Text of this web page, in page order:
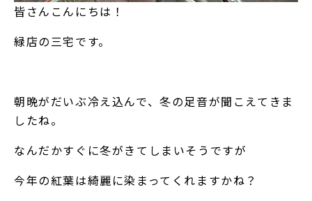
皆さんこんにちは！
緑店の三宅です。
朝晩がだいぶ冷え込んで、冬の足音が聞こえてきま
したね。
なんだかすぐに冬がきてしまいそうですが
今年の紅葉は綺麗に染まってくれますかね？